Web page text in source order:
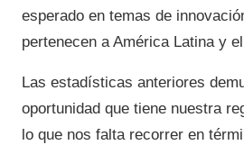
esperado en temas de
pertenecen a América Latina y
Las estadísticas anteriores
oportunidad que tiene nuestra
lo que nos falta recorrer en